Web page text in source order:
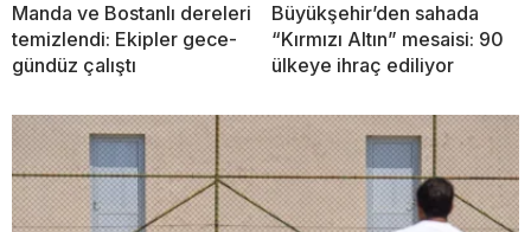
Manda ve Bostanlı dereleri
temizlendi: Ekipler gece-
gündüz çalıştı
Büyükşehir’den sahada
“Kırmızı Altın” mesaisi: 90
ülkeye ihraç ediliyor